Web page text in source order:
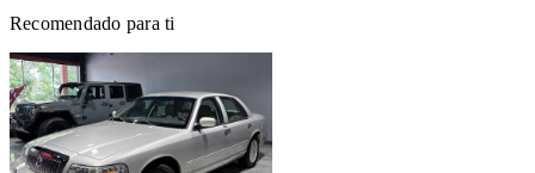
Recomendado para ti